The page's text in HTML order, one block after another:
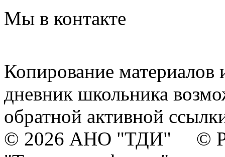
Мы в контакте
Копирование материалов
дневник школьника
обратной активной
© 2026 АНО "ТДИ" ©